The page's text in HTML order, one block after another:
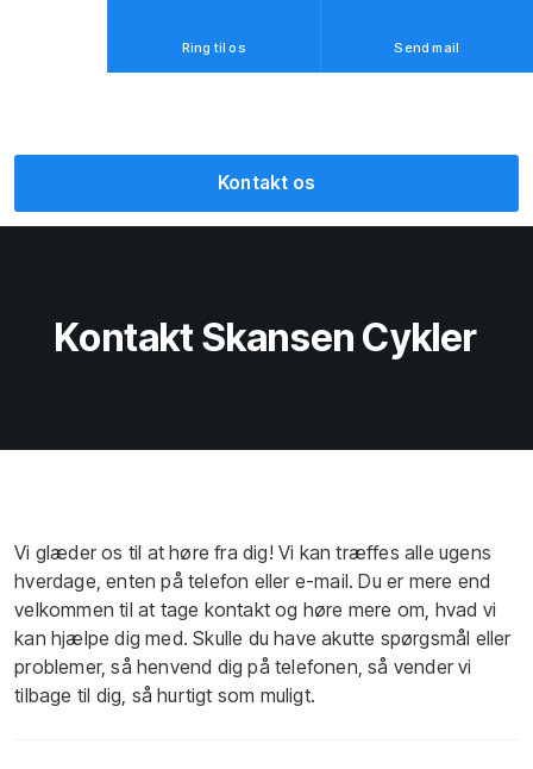
Ring til os Send mail
Kontakt os​
Kontakt Skansen Cykler​
Vi glæder os til at høre fra dig! Vi kan træffes alle ugens
hverdage, enten på telefon eller e-mail. Du er mere end
velkommen til at tage kontakt og høre mere om, hvad vi
kan hjælpe dig med. Skulle du have akutte spørgsmål eller
problemer, så henvend dig på telefonen, så vender vi
tilbage til dig, så hurtigt som muligt.​